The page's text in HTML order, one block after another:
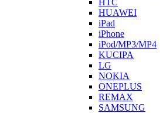
HTC
HUAWEI
iPad
iPhone
iPod/MP3/MP4
KUCIPA
LG
NOKIA
ONEPLUS
REMAX
SAMSUNG